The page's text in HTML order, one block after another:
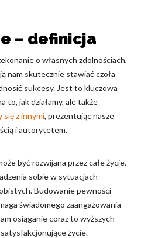
– definicja
o własnych zdolnościach,
nam skutecznie stawiać czoła
sukcesy. Jest to kluczowa
to, jak działamy, ale także
się z innymi, prezentując nasze
i autorytetem.
być rozwijana przez całe życie,
sobie w sytuacjach
Budowanie pewności
świadomego zaangażowania
osiąganie coraz to wyższych
życie.
wszystko